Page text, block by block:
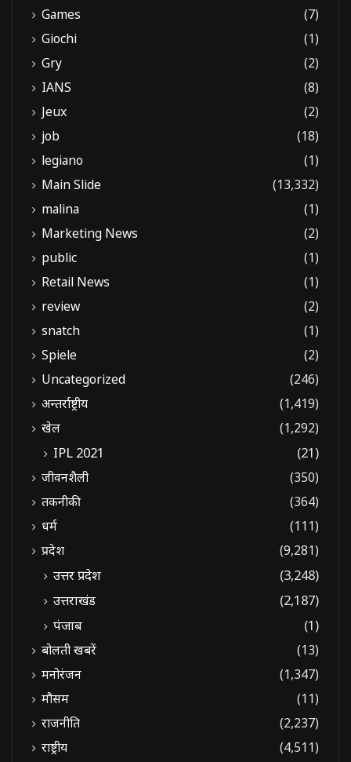
Games
(7)
Giochi
(1)
Gry
(2)
IANS
(8)
Jeux
(2)
job
(18)
legiano
(1)
Main Slide
(13,332)
malina
(1)
Marketing News
(2)
public
(1)
Retail News
(1)
review
(2)
snatch
(1)
Spiele
(2)
Uncategorized
(246)
अन्तर्राष्ट्रीय
(1,419)
खेल
(1,292)
IPL 2021 (21)
जीवनशैली
(350)
तकनीकी
(364)
धर्म
(111)
प्रदेश
(9,281)
उत्तर प्रदेश
(3,248)
उत्तराखंड
(2,187)
पंजाब
(1)
बोलती खबरें
(13)
मनोरंजन
(1,347)
मौसम
(11)
राजनीति
(2,237)
राष्ट्रीय
(4,511)